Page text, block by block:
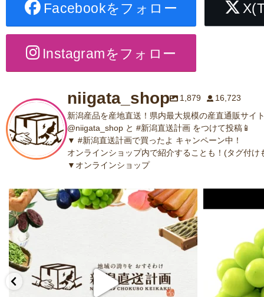
Facebookをフォロー
Instagramをフォロー
niigata_shop 1,879
16,723
新潟産品を産地直送！県内最大規模の産直通販サイ
@niigata_shop と #新潟直送計画 をつけて投稿📱
▼ #新潟直送計画で買ったよ キャンペーン中！
オンラインショップ内で紹介することも！(タグ付け
▼オンラインショップ